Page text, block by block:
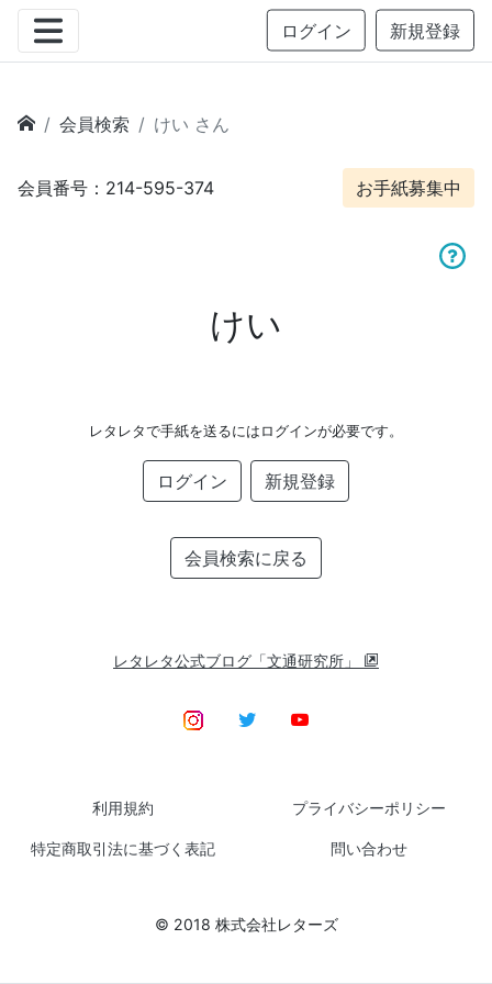
ログイン 新規登録
会員検索 けい さん
会員番号：214-595-374 お手紙募集中
けい
レタレタで手紙を送るにはログインが必要です。
ログイン 新規登録
会員検索に戻る
レタレタ公式ブログ「文通研究所」
利用規約 プライバシーポリシー
特定商取引法に基づく表記 問い合わせ
© 2018 株式会社レターズ